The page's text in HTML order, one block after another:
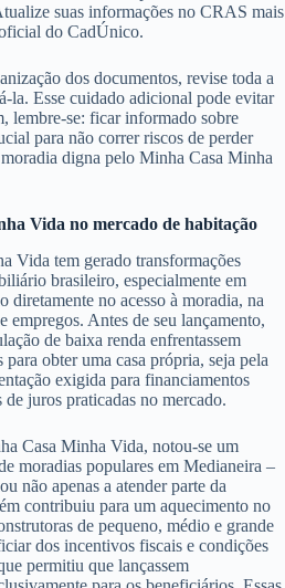
suas informações no CRAS mais
do CadÚnico.
dos documentos, revise toda a
la. Esse cuidado adicional pode evitar
lembre-se: ficar informado sobre
para não correr riscos de perder
moradia digna pelo Minha Casa Minha
Vida no mercado de habitação
Vida tem gerado transformações
brasileiro, especialmente em
diretamente no acesso à moradia, na
empregos. Antes de seu lançamento,
de baixa renda enfrentassem
obter uma casa própria, seja pela
exigida para financiamentos
de juros praticadas no mercado.
Casa Minha Vida, notou-se um
moradias populares em Medianeira –
não apenas a atender parte da
contribuiu para um aquecimento no
de pequeno, médio e grande
dos incentivos fiscais e condições
permitiu que lançassem